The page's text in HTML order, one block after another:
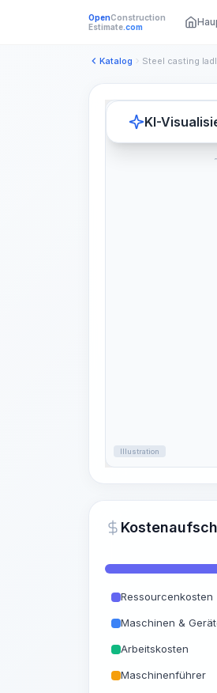
OpenConstruction
Estimate.com
Katalog
Illustration
KI-
Ressourcenkosten
Maschinen &
Arbeitskosten
Maschinenführer